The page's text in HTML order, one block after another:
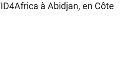
à Abidjan, en Côte